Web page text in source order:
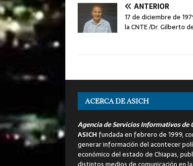
ANTERIOR
17 de diciembre de
la CNTE /Dr. Gilberto
ACERCA DE ASICH
Agencia de Servicios Informativos de
ASICH fundada en febrero de 1999,
generar información del acontecer
económico del estado de Chiapas,